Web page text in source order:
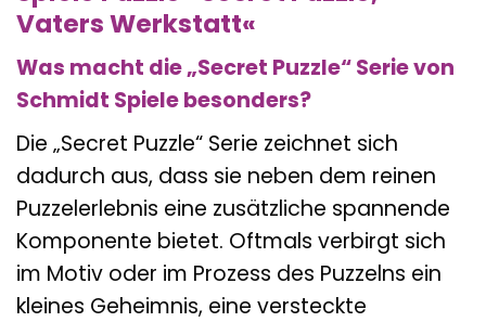
Vaters Werkstatt«
Was macht die „Secret Puzzle“ Serie von
Schmidt Spiele besonders?
Die „Secret Puzzle“ Serie zeichnet sich
dadurch aus, dass sie neben dem reinen
Puzzelerlebnis eine zusätzliche spannende
Komponente bietet. Oftmals verbirgt sich
im Motiv oder im Prozess des Puzzelns ein
kleines Geheimnis, eine versteckte